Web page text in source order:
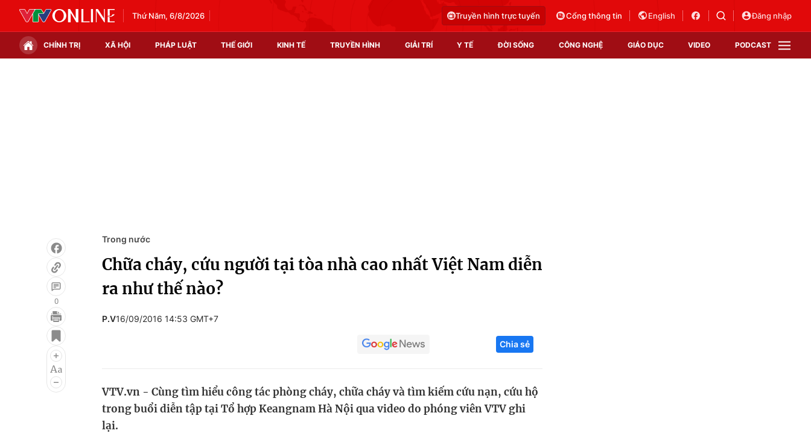
Thứ Năm, 6/8/2026 Truyền hình trực tuyến Cổng thông tin English Đăng nhập
CHÍNH TRỊ XÃ HỘI PHÁP LUẬT THẾ GIỚI KINH TẾ TRUYỀN HÌNH GIẢI TRÍ Y TẾ ĐỜI SỐNG CÔNG NGHỆ GIÁO DỤC VIDEO PODCAST
Infographic
Điện ảnh
Âm nhạc
Chất lượng cuộc sống
Tuyển sinh
Hitech Công nghệ tương lai
Thị trường
0
Trong nước
Chữa cháy, cứu người tại tòa nhà cao nhất Việt Nam diễn
ra như thế nào?
P.V16/09/2016 14:53 GMT+7
Chia sẻ
VTV.vn - Cùng tìm hiểu công tác phòng cháy, chữa cháy và tìm kiếm cứu nạn, cứu hộ
trong buổi diễn tập tại Tổ hợp Keangnam Hà Nội qua video do phóng viên VTV ghi
lại.